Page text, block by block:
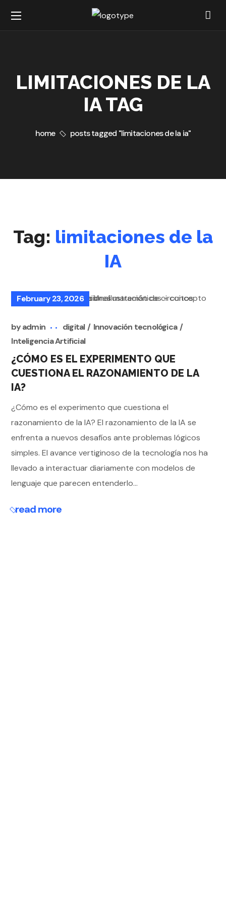
LIMITACIONES DE LA
IA TAG
home posts tagged "limitaciones de la ia"
Tag: limitaciones de la
IA
February 23, 2026
byadmin digital
Innovación tecnológica
Inteligencia Artificial
¿CÓMO ES EL EXPERIMENTO QUE
CUESTIONA EL RAZONAMIENTO DE LA
IA?
¿Cómo es el experimento que cuestiona el
razonamiento de la IA? El razonamiento de la IA se
enfrenta a nuevos desafíos ante problemas lógicos
simples. El avance vertiginoso de la tecnología nos ha
llevado a interactuar diariamente con modelos de
lenguaje que parecen entenderlo...
read more